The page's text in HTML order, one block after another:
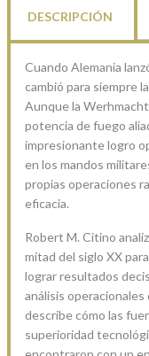
DESCRIPCIÓN
Cuando Alemania
cambió para siempre
Aunque la
potencia de fuego
impresionante logro
en los mandos
propias operaciones
eficacia.
Robert M. Citino
mitad del siglo XX
lograr resultados
análisis
describe cómo las
superioridad